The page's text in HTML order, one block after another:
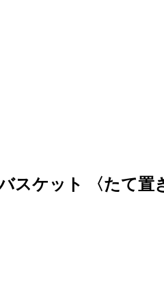
スケット 〈たて置